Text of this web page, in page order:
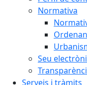
Normativa
Seu
Serveis i tràmits